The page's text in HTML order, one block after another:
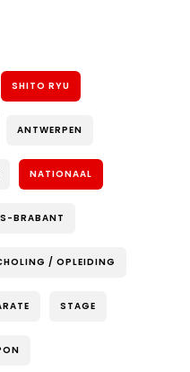
SHITO RYU
ANTWERPEN
NATIONAAL
BRABANT
/ OPLEIDING
STAGE